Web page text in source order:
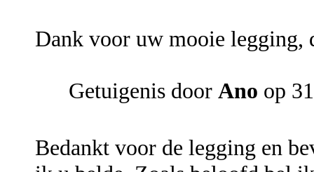
Dank voor uw mooie legging,
Getuigenis door Ano op
Bedankt voor de legging en